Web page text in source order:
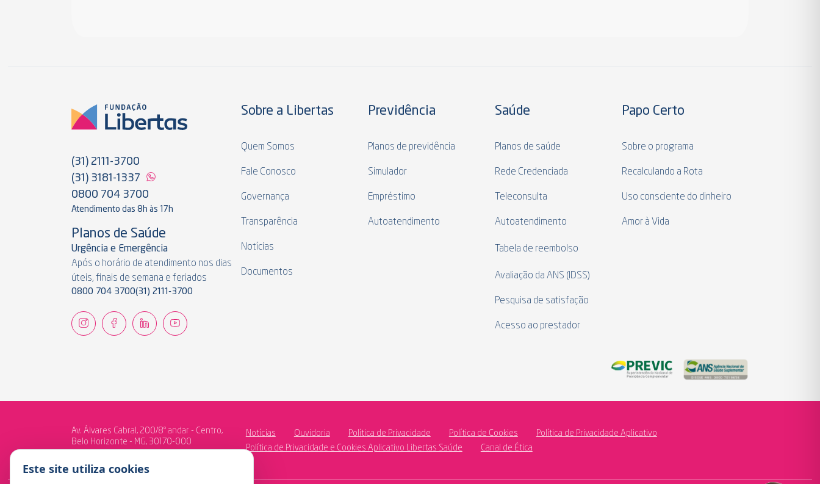
(31) 2111-3700
(31) 3181-1337
0800 704 3700
Atendimento das 8h às 17h
Planos de Saúde
Urgência e Emergência
Após o horário de atendimento nos dias
úteis, finais de semana e feriados
0800 704 3700(31) 2111-3700
Sobre a Libertas
Quem Somos
Fale Conosco
Governança
Transparência
Notícias
Documentos
Previdência
Planos de previdência
Simulador
Empréstimo
Autoatendimento
Saúde
Planos de saúde
Rede Credenciada
Teleconsulta
Autoatendimento
Tabela de reembolso
Avaliação da ANS (IDSS)
Pesquisa de satisfação
Acesso ao prestador
Papo Certo
Sobre o programa
Recalculando a Rota
Uso consciente do dinheiro
Amor à Vida
Av. Álvares Cabral, 200/8º andar - Centro,
Belo Horizonte - MG, 30170-000
Notícias Ouvidoria Política de Privacidade Política de Cookies
Política de Privacidade Aplicativo
Política de Privacidade e Cookies Aplicativo Libertas Saúde
Canal de Ética
Este site utiliza cookies